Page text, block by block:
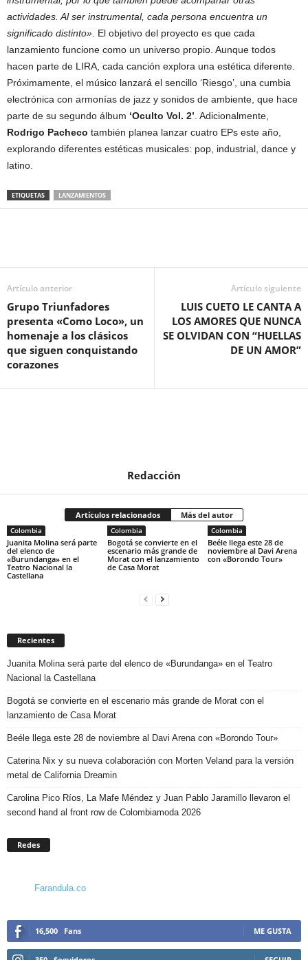
actividades. Al ser instrumental, cada persona encuentra un
significado distinto». El objetivo del proyecto es que cada
lanzamiento funcione como un universo propio. Aunque todos
hacen parte de LIRA, cada canción explora una estética diferente.
Próximamente, el músico lanzará el sencillo ‘Riesgo’, una cumbia
electrónica con armonías de jazz y sonidos de ambiente, que hace
parte de su segundo álbum ‘Oculto Vol. 2’. Adicionalmente,
Rodrigo Pacheco también planea lanzar cuatro EPs este año,
explorando diferentes estéticas musicales: pop, industrial, dance y
latino.
ETIQUETAS LANZAMIENTOS
Artículo anterior
Grupo Triunfadores
presenta «Como Loco», un
homenaje a los clásicos
que siguen conquistando
corazones
Artículo siguiente
LUIS CUETO LE CANTA A
LOS AMORES QUE NUNCA
SE OLVIDAN CON “HUELLAS
DE UN AMOR”
Redacción
Artículos relacionados Más del autor
Colombia
Juanita Molina será parte
del elenco de
«Burundanga» en el
Teatro Nacional la
Castellana
Colombia
Bogotá se convierte en el
escenario más grande de
Morat con el lanzamiento
de Casa Morat
Colombia
Beéle llega este 28 de
noviembre al Davi Arena
con «Borondo Tour»
Recientes
Juanita Molina será parte del elenco de «Burundanga» en el Teatro
Nacional la Castellana
Bogotá se convierte en el escenario más grande de Morat con el
lanzamiento de Casa Morat
Beéle llega este 28 de noviembre al Davi Arena con «Borondo Tour»
Caterina Nix y su nueva colaboración con Morten Veland para la versión
metal de California Dreamin
Carolina Pico Ríos, La Mafe Méndez y Juan Pablo Jaramillo llevaron el
second hand al front row de Colombiamoda 2026
Redes
Farandula.co
16,500 Fans ME GUSTA